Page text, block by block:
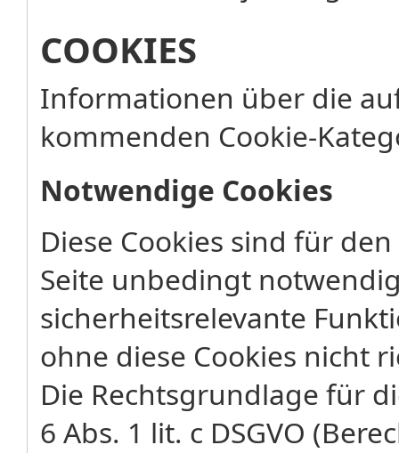
COOKIES
Informationen über die
kommenden Cookie-
Notwendige Cookies
Diese Cookies sind für
Seite unbedingt
sicherheitsrelevante
ohne diese Cookies nicht
Die Rechtsgrundlage für
6 Abs. 1 lit. c DSGVO